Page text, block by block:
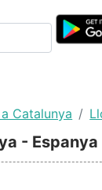
Catalunya
- Espanya